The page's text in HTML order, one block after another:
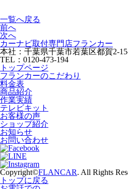
一覧へ戻る
前へ
次へ
カーナビ取付専⾨店フランカー
本社：千葉県千葉市若葉区都賀2-
TEL：0120-473-194
トップページ
フランカーのこだわり
料金表
商品紹介
作業実績
テレビキット
お客様の声
ショップ紹介
お知らせ
お問い合わせ
Copyright©FLANCAR. All Rights
トップに戻る